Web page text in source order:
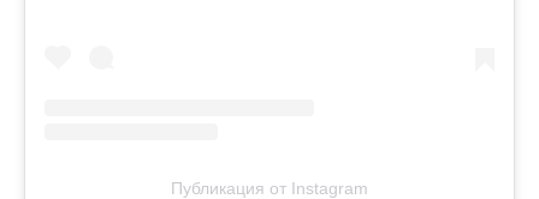
Публикация от Instagram